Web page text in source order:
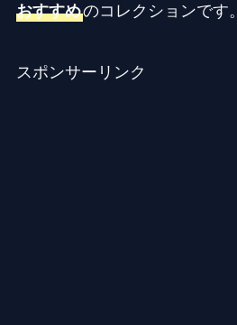
おすすめのコレクションです。
スポンサーリンク